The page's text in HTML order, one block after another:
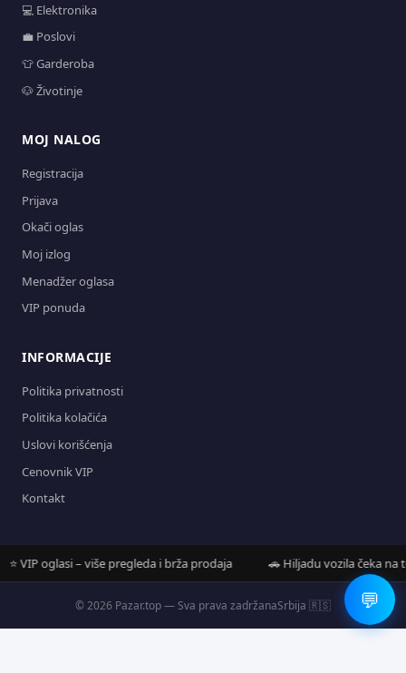
💻 Elektronika
💼 Poslovi
👕 Garderoba
🐶 Životinje
MOJ NALOG
Registracija
Prijava
Okači oglas
Moj izlog
Menadžer oglasa
VIP ponuda
INFORMACIJE
Politika privatnosti
Politika kolačića
Uslovi korišćenja
Cenovnik VIP
Kontakt
VIP oglasi – više pregleda i brža prodaja 🚗 Hiljadu vozila čeka na tebe
© 2026 Pazar.top — Sva prava zadržanaSrbija 🇷🇸 💬